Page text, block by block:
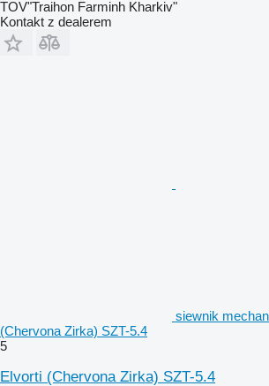
TOV"Traihon Farminh Kharkiv"
Kontakt z dealerem
siewnik
(Chervona Zirka) SZT-5.4
5
Elvorti (Chervona Zirka) SZT-5.4